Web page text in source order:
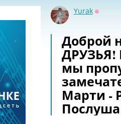
Yurak
Доброй
ДРУЗЬЯ!
мы
Марти -